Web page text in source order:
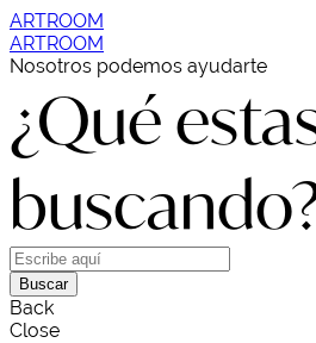
ARTROOM
ARTROOM
Nosotros podemos ayudarte
¿Qué
Buscar
Back
Close